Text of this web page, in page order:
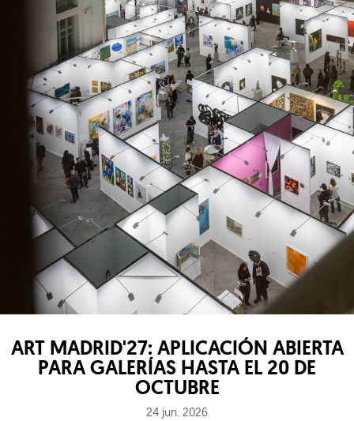
ART MADRID'27: APLICACIÓN ABIERTA
PARA GALERÍAS HASTA EL 20 DE
OCTUBRE
24 jun. 2026